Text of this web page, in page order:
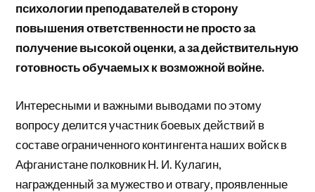
психологии преподавателей в сторону
повышения ответственности не просто за
получение высокой оценки, а за действительную
готовность обучаемых к возможной войне.
Интересными и важными выводами по этому
вопросу делится участник боевых действий в
составе ограниченного контингента наших войск в
Афганистане полковник Н. И. Кулагин,
награжденный за мужество и отвагу, проявленные